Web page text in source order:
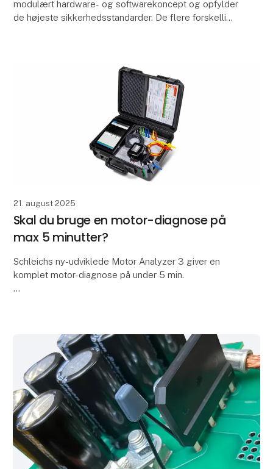
modulært hardware- og softwarekoncept og opfylder
de højeste sikkerhedsstandarder. De flere forskellige
21. august 2025
Skal du bruge en motor-diagnose på
max 5 minutter?
Schleichs ny-udviklede Motor Analyzer 3 giver en
komplet motor-diagnose på under 5 min.
Op til 3 kV surgetest. Overf